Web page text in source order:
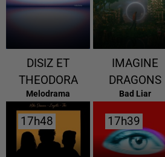
DISIZ ET
THEODORA
Melodrama
IMAGINE
DRAGONS
Bad Liar
17h48
17h48 17h39
17h39